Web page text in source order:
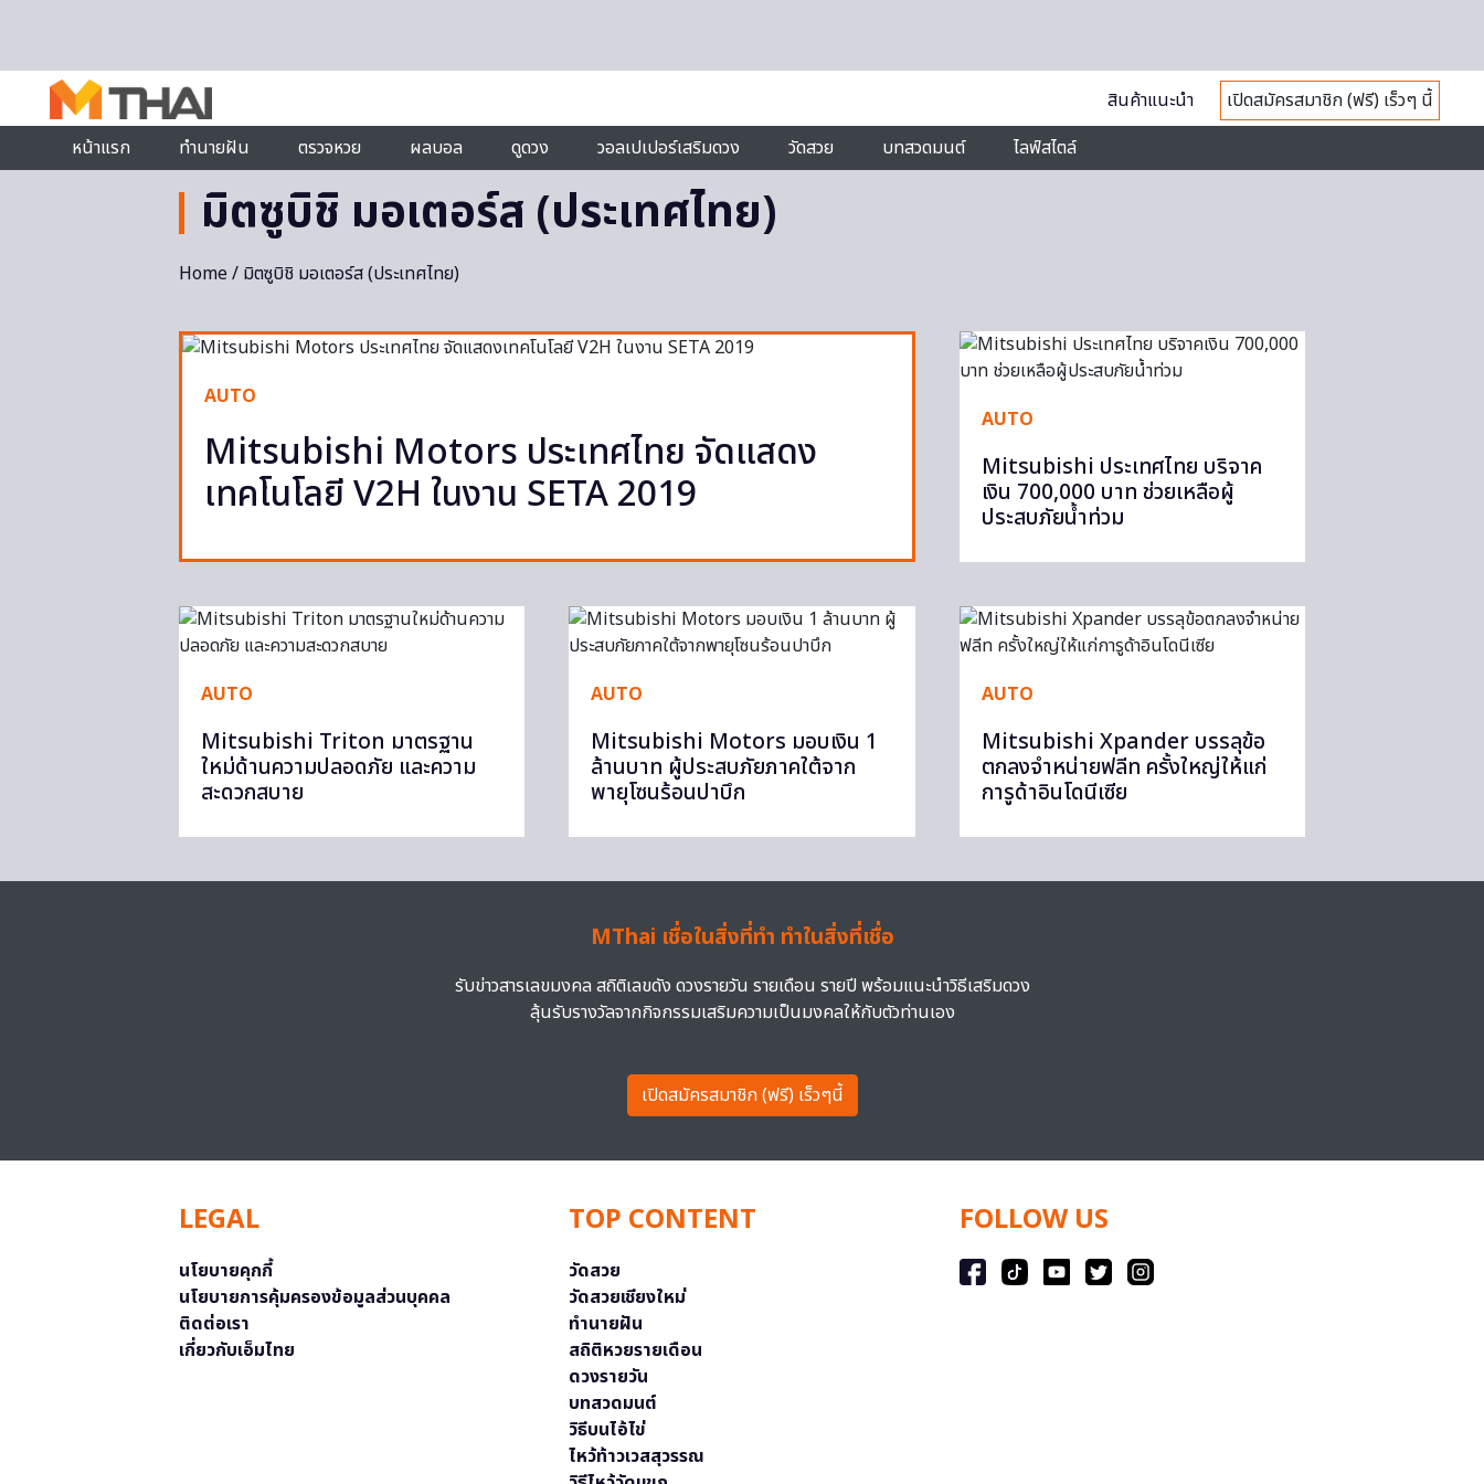
สินค้าแนะนำ
เปิดสมัครสมาชิก (ฟรี) เร็วๆ นี้
หน้าแรก
ทำนายฝัน ตรวจหวย ผลบอล ดูดวง วอลเปเปอร์เสริมดวง วัดสวย บทสวดมนต์ ไลฟ์สไตล์
มิตซูบิชิ มอเตอร์ส (ประเทศไทย)
Home/ มิตซูบิชิ มอเตอร์ส (ประเทศไทย)
AUTO
Mitsubishi Motors ประเทศไทย จัดแสดง
เทคโนโลยี V2H ในงาน SETA 2019
AUTO
Mitsubishi ประเทศไทย บริจาค
เงิน 700,000 บาท ช่วยเหลือผู้
ประสบภัยน้ำท่วม
AUTO
Mitsubishi Triton มาตรฐาน
ใหม่ด้านความปลอดภัย และความ
สะดวกสบาย
AUTO
Mitsubishi Motors มอบเงิน 1
ล้านบาท ผู้ประสบภัยภาคใต้จาก
พายุโซนร้อนปาบึก
AUTO
Mitsubishi Xpander บรรลุข้อ
ตกลงจำหน่ายฟลีท ครั้งใหญ่ให้แก่
การูด้าอินโดนีเซีย
MThai เชื่อในสิ่งที่ทำ ทำในสิ่งที่เชื่อ
รับข่าวสารเลขมงคล สถิติเลขดัง ดวงรายวัน รายเดือน รายปี พร้อมแนะนำวิธีเสริมดวง
ลุ้นรับรางวัลจากกิจกรรมเสริมความเป็นมงคลให้กับตัวท่านเอง
เปิดสมัครสมาชิก (ฟรี) เร็วๆนี้
LEGAL
นโยบายคุกกี้
นโยบายการคุ้มครองข้อมูลส่วนบุคคล
ติดต่อเรา
เกี่ยวกับเอ็มไทย
TOP CONTENT
วัดสวย
วัดสวยเชียงใหม่
ทำนายฝัน
สถิติหวยรายเดือน
ดวงรายวัน
บทสวดมนต์
วิธีบนไอ้ไข่
ไหว้ท้าวเวสสุวรรณ
FOLLOW US